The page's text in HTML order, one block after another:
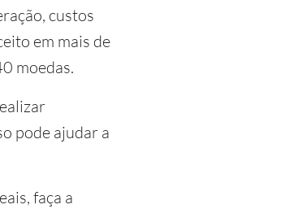
custos
em mais de
moedas.
pode ajudar a
faça a